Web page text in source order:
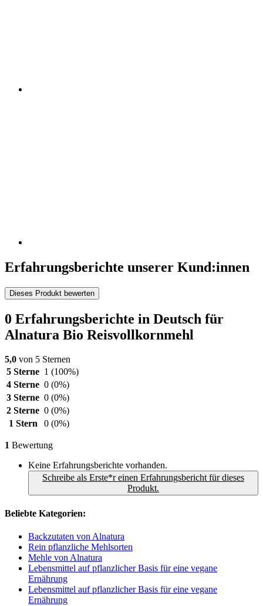
Erfahrungsberichte unserer Kund:innen
Dieses Produkt bewerten
0 Erfahrungsberichte in Deutsch für
Alnatura Bio Reisvollkornmehl
5,0 von 5 Sternen
5 Sterne 1 (100%)
4 Sterne 0 (0%)
3 Sterne 0 (0%)
2 Sterne 0 (0%)
1 Stern
0 (0%)
1 Bewertung
Keine Erfahrungsberichte vorhanden.
Schreibe als Erste*r einen Erfahrungsbericht für dieses
Produkt.
Beliebte Kategorien:
Backzutaten von Alnatura
Rein pflanzliche Mehlsorten
Mehle von Alnatura
Lebensmittel auf pflanzlicher Basis für eine vegane
Ernährung
Lebensmittel auf pflanzlicher Basis für eine vegane
Ernährung